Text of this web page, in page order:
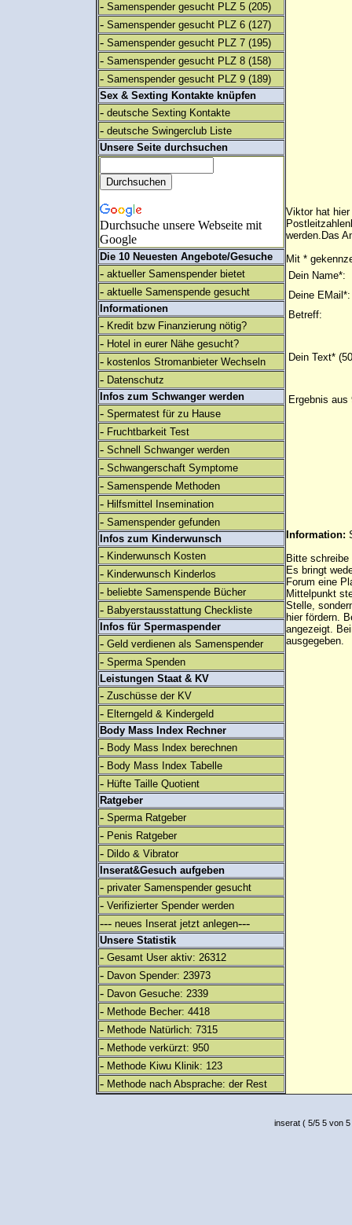
- Samenspender gesucht PLZ 5 (205)
- Samenspender gesucht PLZ 6 (127)
- Samenspender gesucht PLZ 7 (195)
- Samenspender gesucht PLZ 8 (158)
- Samenspender gesucht PLZ 9 (189)
Sex & Sexting Kontakte knüpfen
- deutsche Sexting Kontakte
- deutsche Swingerclub Liste
Unsere Seite durchsuchen
Durchsuche unsere Webseite mit
Google
Die 10 Neuesten Angebote/Gesuche
- aktueller Samenspender bietet
- aktuelle Samenspende gesucht
Informationen
- Kredit bzw Finanzierung nötig?
- Hotel in eurer Nähe gesucht?
- kostenlos Stromanbieter Wechseln
- Datenschutz
Infos zum Schwanger werden
- Spermatest für zu Hause
- Fruchtbarkeit Test
- Schnell Schwanger werden
- Schwangerschaft Symptome
- Samenspende Methoden
- Hilfsmittel Insemination
- Samenspender gefunden
Infos zum Kinderwunsch
- Kinderwunsch Kosten
- Kinderwunsch Kinderlos
- beliebte Samenspende Bücher
- Babyerstausstattung Checkliste
Infos für Spermaspender
- Geld verdienen als Samenspender
- Sperma Spenden
Leistungen Staat & KV
- Zuschüsse der KV
- Elterngeld & Kindergeld
Body Mass Index Rechner
- Body Mass Index berechnen
- Body Mass Index Tabelle
- Hüfte Taille Quotient
Ratgeber
- Sperma Ratgeber
- Penis Ratgeber
- Dildo & Vibrator
Inserat&Gesuch aufgeben
- privater Samenspender gesucht
- Verifizierter Spender werden
--- neues Inserat jetzt anlegen---
Unsere Statistik
- Gesamt User aktiv: 26312
- Davon Spender: 23973
- Davon Gesuche: 2339
- Methode Becher: 4418
- Methode Natürlich: 7315
- Methode verkürzt: 950
- Methode Kiwu Klinik: 123
- Methode nach Absprache: der Rest
Viktor hat
werden.Das
Mit *
Dein Name*:
Deine EMail*:
Betreff:
Dein Text*
Ergebnis aus
Information:
Bitte
Es bringt
Forum eine
Mittelpunkt
Stelle,
hier fördern.
angezeigt.
ausgegeben.
inserat( 5/5 5 von 5